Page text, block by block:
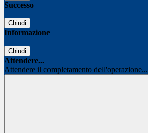
Successo
Chiudi
Informazione
Chiudi
Attendere...
Attendere il completamento dell'operazione...